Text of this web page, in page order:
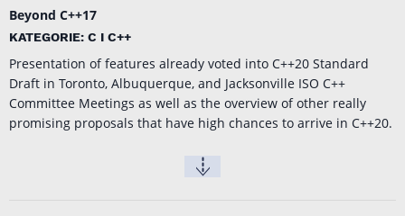
Beyond C++17
KATEGORIE: C I C++
Presentation of features already voted into C++20 Standard
Draft in Toronto, Albuquerque, and Jacksonville ISO C++
Committee Meetings as well as the overview of other really
promising proposals that have high chances to arrive in C++20.